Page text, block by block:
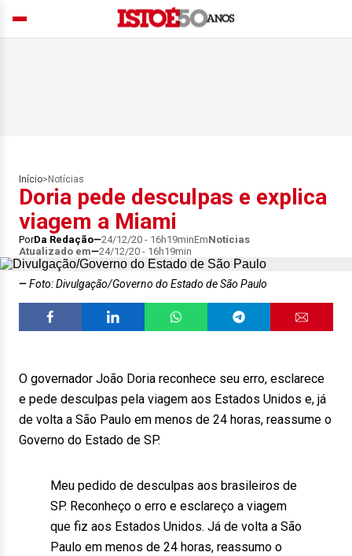
Início> Notícias
Doria pede desculpas e explica
viagem a Miami
PorDa Redação 24/12/20 - 16h19minEmNotícias
Atualizado em
24/12/20 - 16h19min
Foto: Divulgação/Governo do Estado de São Paulo
O governador João Doria reconhece seu erro, esclarece
e pede desculpas pela viagem aos Estados Unidos e, já
de volta a São Paulo em menos de 24 horas, reassume o
Governo do Estado de SP.
Meu pedido de desculpas aos brasileiros de
SP. Reconheço o erro e esclareço a viagem
que fiz aos Estados Unidos. Já de volta a São
Paulo em menos de 24 horas, reassumo o